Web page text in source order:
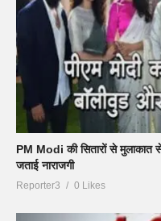
PM Modi की सितारों से
जताई नाराजगी
Reporter3 0 Likes